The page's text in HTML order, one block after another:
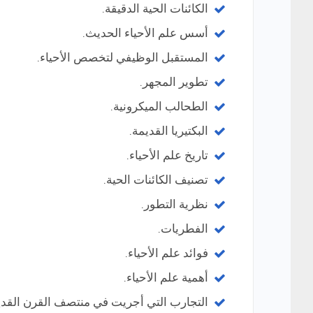
الكائنات الحية الدقيقة.
أسس علم الأحياء الحديث.
المستقبل الوظيفي لتخصص الأحياء.
تطوير المجهر.
الطحالب الميكرونية.
البكتيريا القديمة.
تاريخ علم الأحياء.
تصنيف الكائنات الحية.
نظرية التطور.
الفطريات.
فوائد علم الأحياء.
أهمية علم الأحياء.
التجارب التي أجريت في منتصف القرن